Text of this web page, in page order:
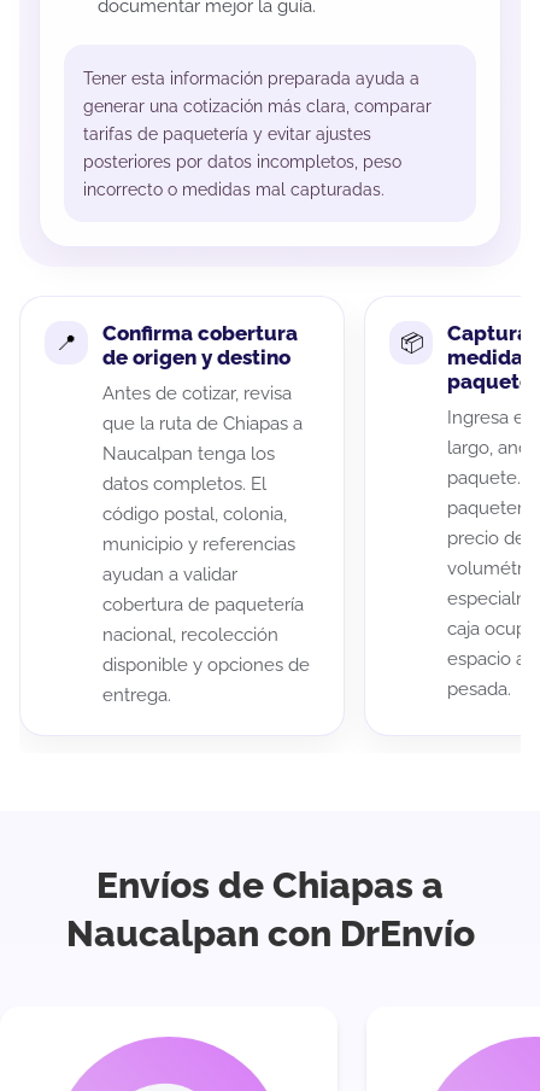
documentar mejor la guía.
Tener esta información preparada ayuda a
generar una cotización más clara, comparar
tarifas de paquetería y evitar ajustes
posteriores por datos incompletos, peso
incorrecto o medidas mal capturadas.
Confirma cobertura
de origen y destino
Antes de cotizar, revisa
que la ruta de Chiapas a
Naucalpan tenga los
datos completos. El
código postal, colonia,
municipio y referencias
ayudan a validar
cobertura de paquetería
nacional, recolección
disponible y opciones de
entrega.
Captura
medidas
paquete
Ingresa el
largo,
paquete.
precio de
caja
espacio
pesada.
Envíos de Chiapas a
Naucalpan con DrEnvío